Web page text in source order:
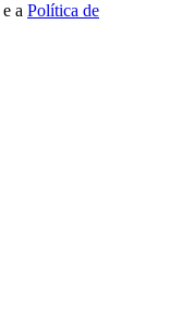
e a Política de